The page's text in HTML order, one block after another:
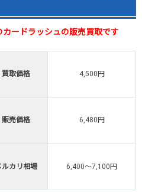
ードラッシュの販売買取です
買取価格 4,500円
販売価格 6,480円
ルカリ相場 6,400～7,100円